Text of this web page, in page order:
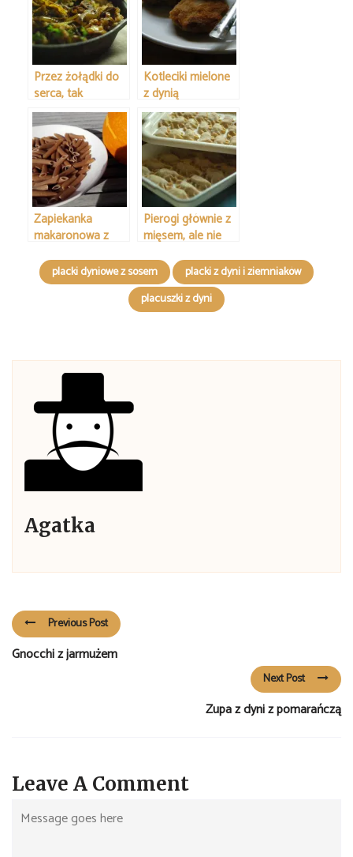
Przez żołądki do
serca, tak
przynajmniej
mówią
Kotleciki mielone
z dynią
Zapiekanka
makaronowa z
Pierogi głównie z
mięsem, ale nie
placki dyniowe z sosem
placki z dyni i ziemniaków
placuszki z dyni
Agatka
Previous Post
Gnocchi z jarmużem
Next Post
Zupa z dyni z pomarańczą
Leave A Comment